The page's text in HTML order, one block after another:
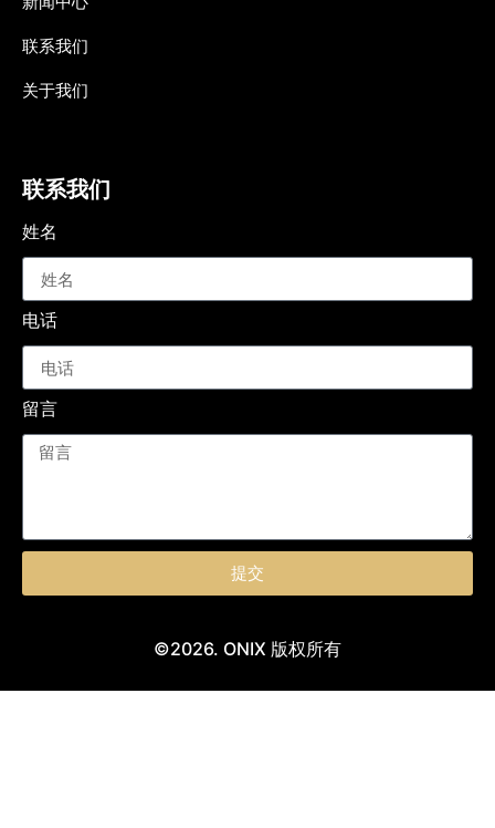
联系我们
关于我们
联系我们
姓名
电话
留言
提交
©2026. ONIX 版权所有